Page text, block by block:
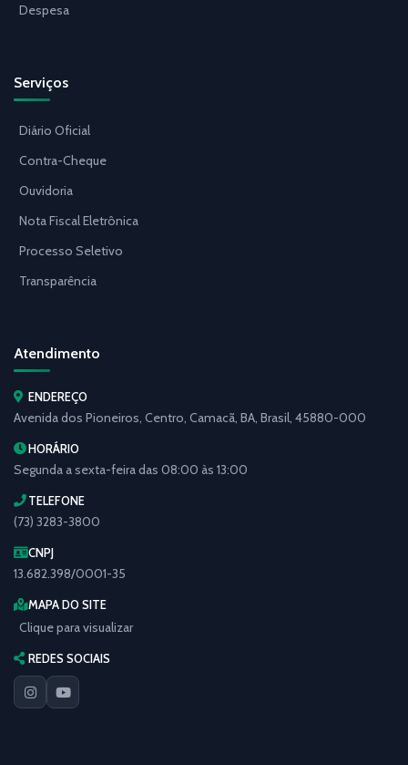
Despesa
Serviços
Diário Oficial
Contra-Cheque
Ouvidoria
Nota Fiscal Eletrônica
Processo Seletivo
Transparência
Atendimento
ENDEREÇO
Avenida dos Pioneiros, Centro, Camacã, BA, Brasil, 45880-000
HORÁRIO
Segunda a sexta-feira das 08:00 às 13:00
TELEFONE
(73) 3283-3800
CNPJ
13.682.398/0001-35
MAPA DO SITE
Clique para visualizar
REDES SOCIAIS